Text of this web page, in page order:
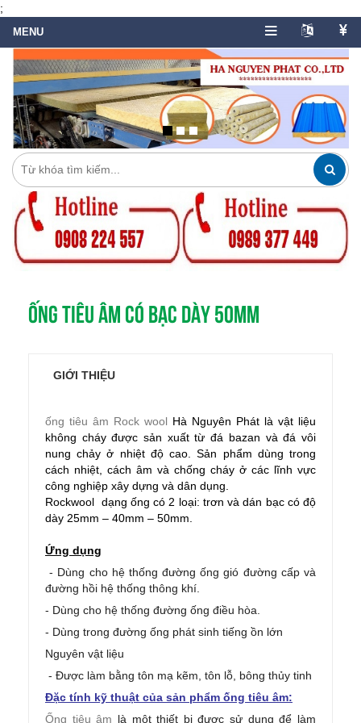
;
ỐNG TIÊU ÂM CÓ BẠC DÀY 50MM
GIỚI THIỆU
ống tiêu âm Rock wool Hà Nguyên Phát là vật liệu
không cháy được sản xuất từ đá bazan và đá vôi
nung chảy ở nhiệt độ cao. Sản phẩm dùng trong
cách nhiệt, cách âm và chống cháy ở các lĩnh vực
công nghiệp xây dựng và dân dụng.
Rockwool dạng ống có 2 loại: trơn và dán bạc có độ
dày 25mm – 40mm – 50mm.
Ứng dụng
- Dùng cho hệ thống đường ống gió đường cấp và
đường hồi hệ thống thông khí.
- Dùng cho hệ thống đường ống điều hòa.
- Dùng trong đường ống phát sinh tiếng ồn lớn
Nguyên vật liệu
- Được làm bằng tôn mạ kẽm, tôn lỗ, bông thủy tinh
Đặc tính kỹ thuật của sản phẩm ống tiêu âm:
Ống tiêu âm là một thiết bị được sử dụng để làm